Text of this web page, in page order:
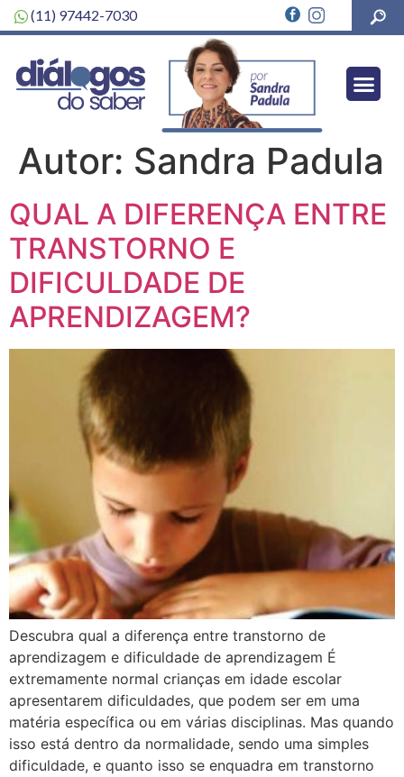
(11) 97442-7030
Autor: Sandra Padula
QUAL A DIFERENÇA ENTRE
TRANSTORNO E
DIFICULDADE DE
APRENDIZAGEM?
Descubra qual a diferença entre transtorno de
aprendizagem e dificuldade de aprendizagem É
extremamente normal crianças em idade escolar
apresentarem dificuldades, que podem ser em uma
matéria específica ou em várias disciplinas. Mas quando
isso está dentro da normalidade, sendo uma simples
dificuldade, e quanto isso se enquadra em transtorno